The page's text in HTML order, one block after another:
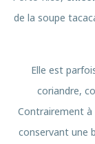
de la soupe
Elle est
coriandre,
Contrairement à
conservant une